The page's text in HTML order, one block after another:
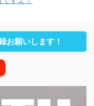
お願いします！